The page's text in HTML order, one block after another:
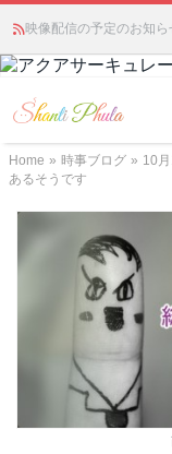
映像配信の予定のお知ら
かつて愛されていた人気
アサーキュレーション
Home » 時事ブログ » 10
あるそうです